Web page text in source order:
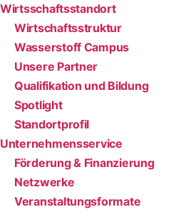
Wirtsschafts­standort
Wirtschaftsstruktur
Wasserstoff Campus
Unsere Partner
Qualifikation und Bildung
Spotlight
Standortprofil
Unternehmens­service
Förderung & Finanzierung
Netzwerke
Veranstaltungsformate